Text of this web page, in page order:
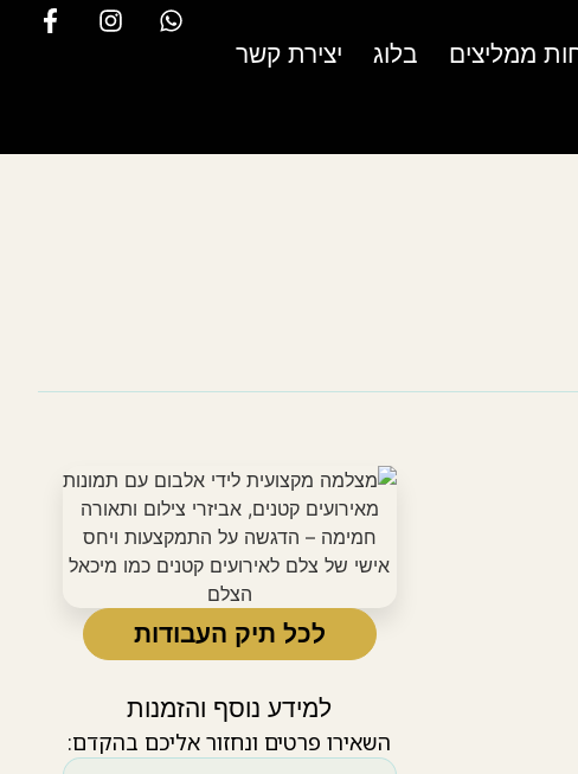
ממליצים בלוג יצירת קשר
לכל תיק העבודות
למידע נוסף והזמנות
השאירו פרטים ונחזור אליכם בהקדם: